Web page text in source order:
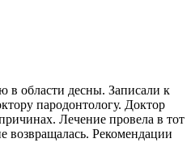
в области десны. Записали к
пародонтологу. Доктор
Лечение провела в тот
возвращалась. Рекомендации